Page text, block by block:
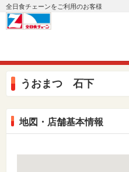
全日食チェーンをご利用のお客様
うおまつ 石下
地図・店舗基本情報